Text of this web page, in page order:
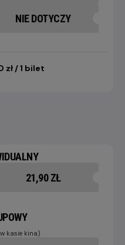
NIE DOTYCZY
zł / 1 bilet
21,90 ZŁ
kasie kina)